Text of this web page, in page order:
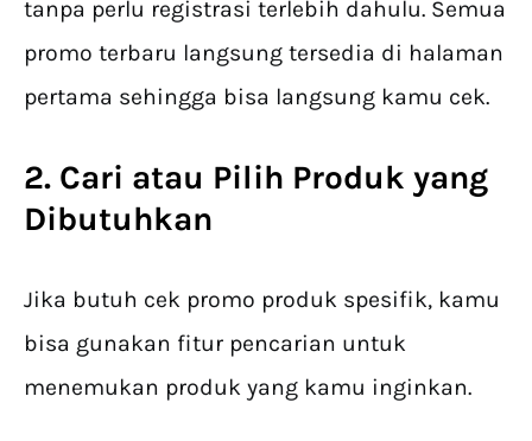
tanpa perlu registrasi terlebih dahulu. Semua
promo terbaru langsung tersedia di halaman
pertama sehingga bisa langsung kamu cek.
2. Cari atau Pilih Produk yang
Dibutuhkan
Jika butuh cek promo produk spesifik, kamu
bisa gunakan fitur pencarian untuk
menemukan produk yang kamu inginkan.